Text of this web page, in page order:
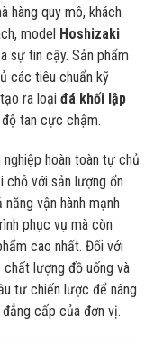
hàng quy mô, khách
model Hoshizaki
sự tin cậy. Sản phẩm
các tiêu chuẩn kỹ
ra loại đá khối lập
tan cực chậm.
nghiệp hoàn toàn tự chủ
chỗ với sản lượng ổn
vận hành mạnh
phục vụ mà còn
cao nhất. Đối với
chất lượng đồ uống và
tư chiến lược để nâng
cấp của đơn vị.